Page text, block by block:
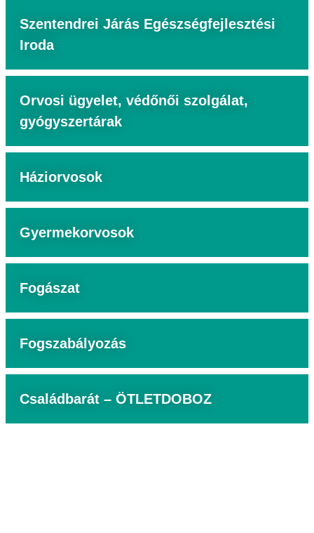
Szentendrei Járás Egészségfejlesztési
Iroda
Orvosi ügyelet, védőnői szolgálat,
gyógyszertárak
Háziorvosok
Gyermekorvosok
Fogászat
Fogszabályozás
Családbarát – ÖTLETDOBOZ